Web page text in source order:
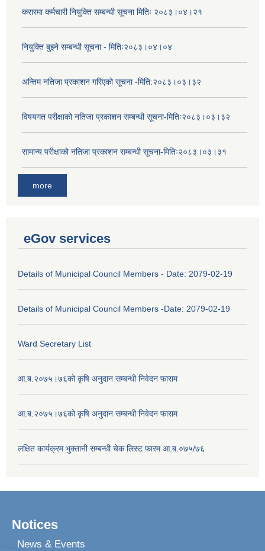
करारमा कर्मचारी नियुक्ति सम्बन्धी सूचना मितिः २०८३।०४।२१
नियुक्ति बुझ्ने सम्बन्धी सूचना - मितिः२०८३।०४।०४
अन्तिम नतिजा प्रकाशन गरिएको सूचना -मिति:२०८३।०३।३२
विषयगत परीक्षाको नतिजा प्रकाशन सम्बन्धी सूचना-मितिः२०८३।०३।३२
सामान्य परीक्षाको नतिजा प्रकाशन सम्बन्धी सूचना-मितिः२०८३।०३।३१
more
eGov services
Details of Municipal Council Members - Date: 2079-02-19
Details of Municipal Council Members -Date: 2079-02-19
Ward Secretary List
आ.ब.२०७५।७६को कृषि अनुदान सम्बन्धी निवेदन फाराम
आ.ब.२०७५।७६को कृषि अनुदान सम्बन्धी निवेदन फाराम
लक्षित कार्यक्रम भुक्तानी सम्बन्धी चेक लिस्ट फारम आ.ब.०७५/७६
Notices
News & Events